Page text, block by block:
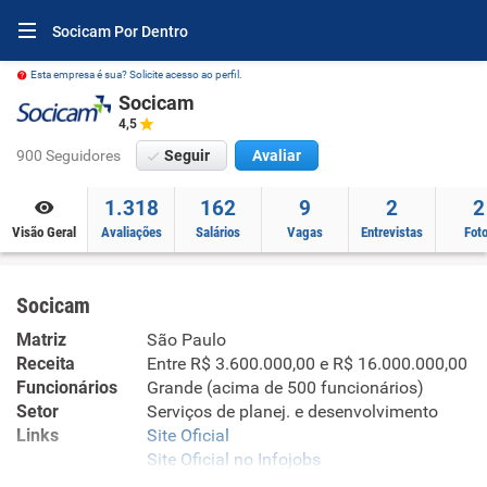
Socicam Por Dentro
Esta empresa é sua? Solicite acesso ao perfil.
Socicam
4,5
900 Seguidores Seguir Avaliar
Visão Geral
1.318
Avaliações
162
Salários
9
Vagas
2
Entrevistas
2
Socicam
Matriz
São Paulo
Receita
Entre R$ 3.600.000,00 e R$ 16.000.000,00
Funcionários
Grande (acima de 500 funcionários)
Setor
Serviços de planej. e desenvolvimento
Links
Site Oficial
Site Oficial no Infojobs